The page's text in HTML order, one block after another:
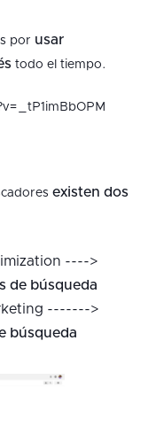
por usar
todo el tiempo.
existen dos
---->
de búsqueda
------->
búsqueda